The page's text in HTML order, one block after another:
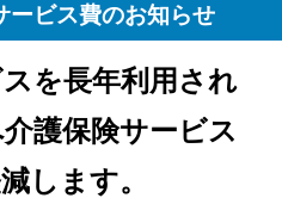
ービス費のお知らせ
を長年利用され
護保険サービス
します。